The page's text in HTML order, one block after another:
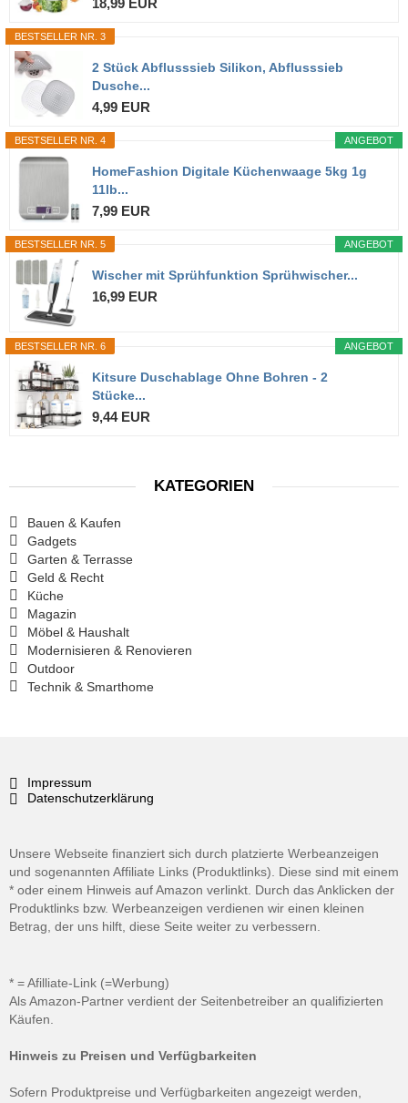
BESTSELLER NR. 3
2 Stück Abflusssieb Silikon, Abflusssieb
Dusche...
4,99 EUR
ANGEBOT
BESTSELLER NR. 4
HomeFashion Digitale Küchenwaage 5kg 1g
11lb...
7,99 EUR
ANGEBOT
BESTSELLER NR. 5
Wischer mit Sprühfunktion Sprühwischer...
16,99 EUR
ANGEBOT
BESTSELLER NR. 6
Kitsure Duschablage Ohne Bohren - 2
Stücke...
9,44 EUR
KATEGORIEN
Bauen & Kaufen
Gadgets
Garten & Terrasse
Geld & Recht
Küche
Magazin
Möbel & Haushalt
Modernisieren & Renovieren
Outdoor
Technik & Smarthome
Impressum
Datenschutzerklärung
Unsere Webseite finanziert sich durch platzierte Werbeanzeigen
und sogenannten Affiliate Links (Produktlinks). Diese sind mit einem
* oder einem Hinweis auf Amazon verlinkt. Durch das Anklicken der
Produktlinks bzw. Werbeanzeigen verdienen wir einen kleinen
Betrag, der uns hilft, diese Seite weiter zu verbessern.
* = Afilliate-Link (=Werbung)
Als Amazon-Partner verdient der Seitenbetreiber an qualifizierten
Käufen.
Hinweis zu Preisen und Verfügbarkeiten
Sofern Produktpreise und Verfügbarkeiten angezeigt werden,